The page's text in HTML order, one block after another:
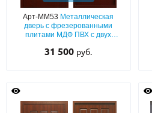
Арт-ММ53 Металлическая
дверь с фрезерованными
плитами МДФ ПВХ с двух
31 500 руб.